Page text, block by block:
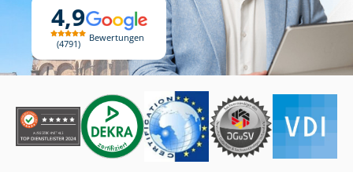
4,9
4791
Bewertungen